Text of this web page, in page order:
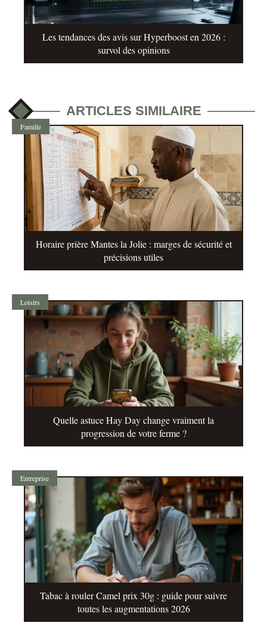
Les tendances des avis sur Hyperboost en 2026 :
survol des opinions
ARTICLES SIMILAIRE
Famille
Horaire prière Mantes la Jolie : marges de sécurité et
précisions utiles
Loisirs
Quelle astuce Hay Day change vraiment la
progression de votre ferme ?
Entreprise
Tabac à rouler Camel prix 30g : guide pour suivre
toutes les augmentations 2026